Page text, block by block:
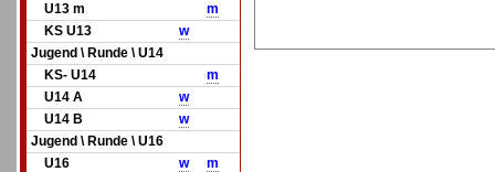
U13 m
m
KS U13
w
Jugend \ Runde \ U14
KS- U14
m
U14 A
w
U14 B
w
Jugend \ Runde \ U16
U16
w
m